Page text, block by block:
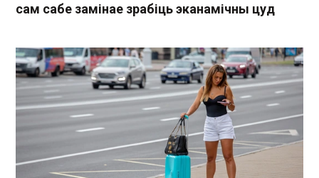
сам сабе замінае зрабіць эканамічны цуд